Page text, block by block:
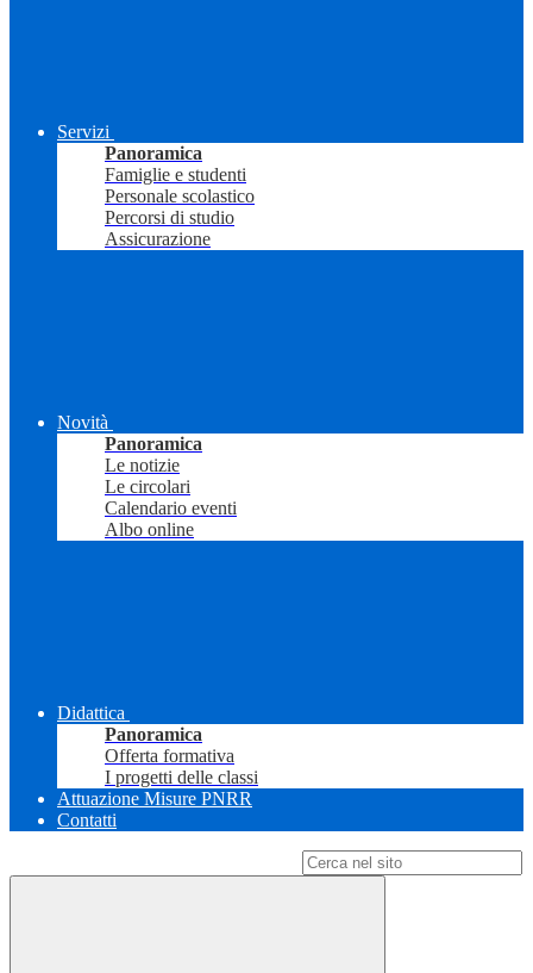
Servizi
Panoramica
Famiglie e studenti
Personale scolastico
Percorsi di studio
Assicurazione
Novità
Panoramica
Le notizie
Le circolari
Calendario eventi
Albo online
Didattica
Panoramica
Offerta formativa
I progetti delle classi
Attuazione Misure PNRR
Contatti